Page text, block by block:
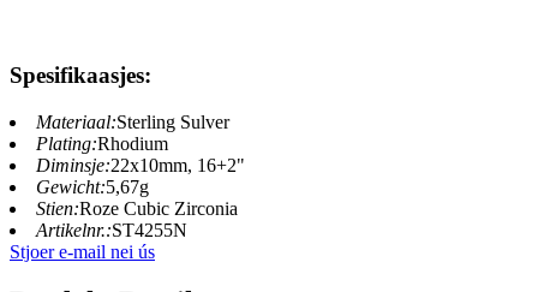
Spesifikaasjes:
Materiaal:Sterling Sulver
Plating:Rhodium
Diminsje:22x10mm, 16+2"
Gewicht:5,67g
Stien:Roze Cubic Zirconia
Artikelnr.:ST4255N
Stjoer e-mail nei ús